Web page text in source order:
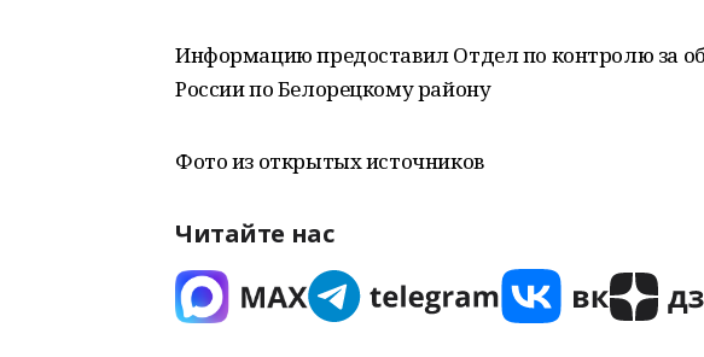
Информацию предоставил Отдел по контролю за
России по Белорецкому району
Фото из открытых источников
Читайте нас